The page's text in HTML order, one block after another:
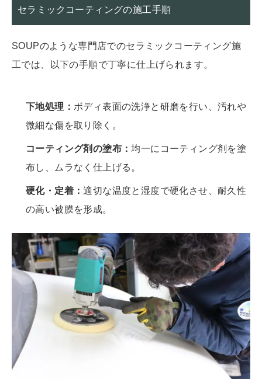
セラミックコーティングの施工手順
SOUPのような専門店でのセラミックコーティング施
工では、以下の手順で丁寧に仕上げられます。
下地処理： ボディ表面の洗浄と研磨を行い、汚れや
微細な傷を取り除く。
コーティング剤の塗布：均一にコーティング剤を塗
布し、ムラなく仕上げる。
硬化・定着：適切な温度と湿度で硬化させ、耐久性
の高い被膜を形成。